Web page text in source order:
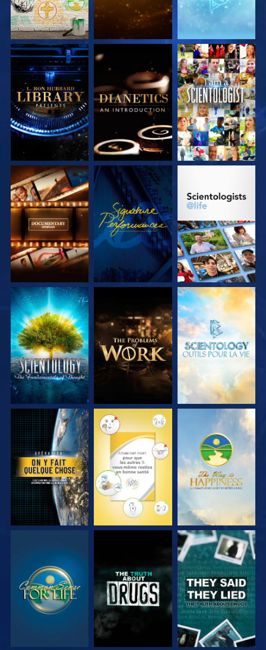
DÉCOUVRIR LES
SÉRIES
DÉCOUVRIR LES
SÉRIES
REGARDER
DÉCOUVRIR LES
SÉRIES
REGARDER
DÉCOUVRIR LES
DÉCOUVRIR LES
SÉRIES
DÉCOUVRIR LES
SÉRIES
DÉCOUVRIR LES
SÉRIES
REGARDER REGARDER REGARDER
REGARDER REGARDER REGARDER